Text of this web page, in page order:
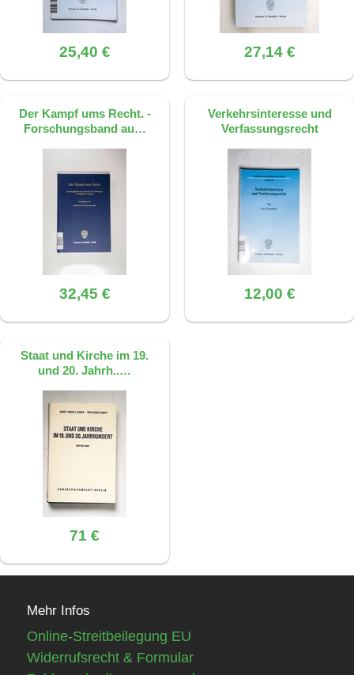
25,40 € 27,14 €
Der Kampf ums Recht. -
Forschungsband au…
32,45 €
Verkehrsinteresse und
Verfassungsrecht
12,00 €
Staat und Kirche im 19.
und 20. Jahrh..…
71 €
Mehr Infos
Online-Streitbeilegung EU
Widerrufsrecht & Formular